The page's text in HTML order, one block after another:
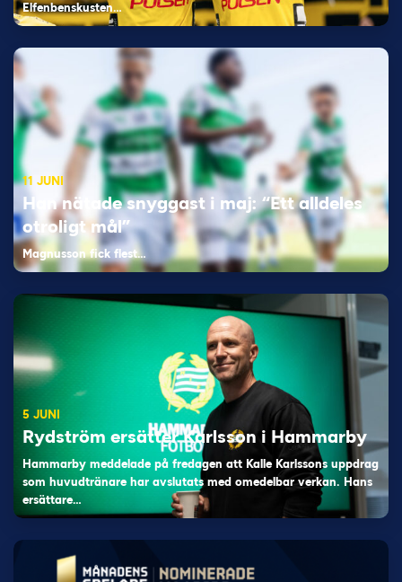
Elfenbenskusten…
11 JUNI
Han nätade snyggast i maj: “Ett alldeles
otroligt mål”
Magnusson fick flest…
5 JUNI
Rydström ersätter Karlsson i Hammarby
Hammarby meddelade på fredagen att Kalle Karlssons uppdrag
som huvudtränare har avslutats med omedelbar verkan. Hans
ersättare…